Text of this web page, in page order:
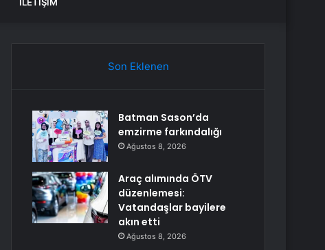
Son Eklenen
Batman Sason’da
emzirme farkındalığı
Ağustos 8, 2026
Araç alımında ÖTV
düzenlemesi:
Vatandaşlar bayilere
akın etti
Ağustos 8, 2026